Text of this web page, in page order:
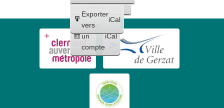
compte
Créer
un
compte
iCal
Exporter
vers
iCal